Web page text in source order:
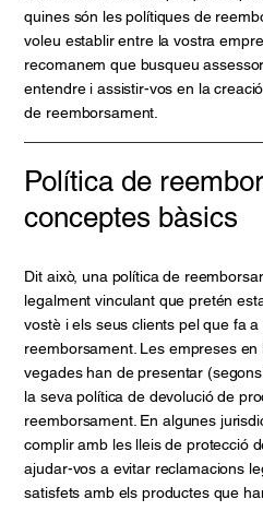
quines són les polítiques de
voleu establir entre la vostra
recomanem que busqueu
entendre i assistir-vos en la
de reemborsament.
Política de
conceptes bàsics
Dit això, una política de
legalment vinculant que pretén
vostè i els seus clients pel que fa
reemborsament. Les empreses
vegades han de presentar
la seva política de devolució de
reemborsament. En algunes
complir amb les lleis de protecció
ajudar-vos a evitar reclamacions
satisfets amb els productes que